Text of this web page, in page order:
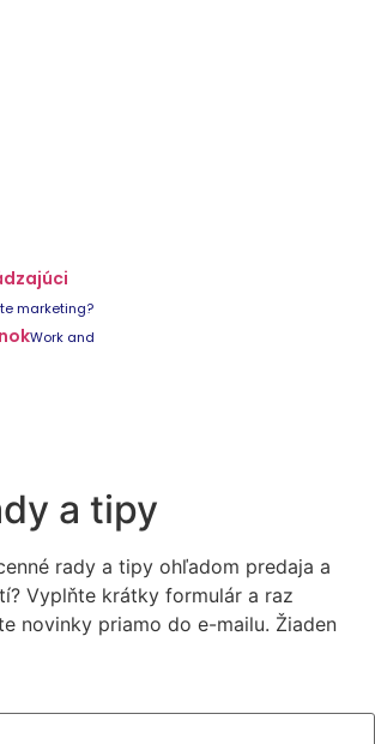
marketing?
Work and
a tipy
rady a tipy ohľadom predaja a
Vyplňte krátky formulár a raz
novinky priamo do e-mailu. Žiaden